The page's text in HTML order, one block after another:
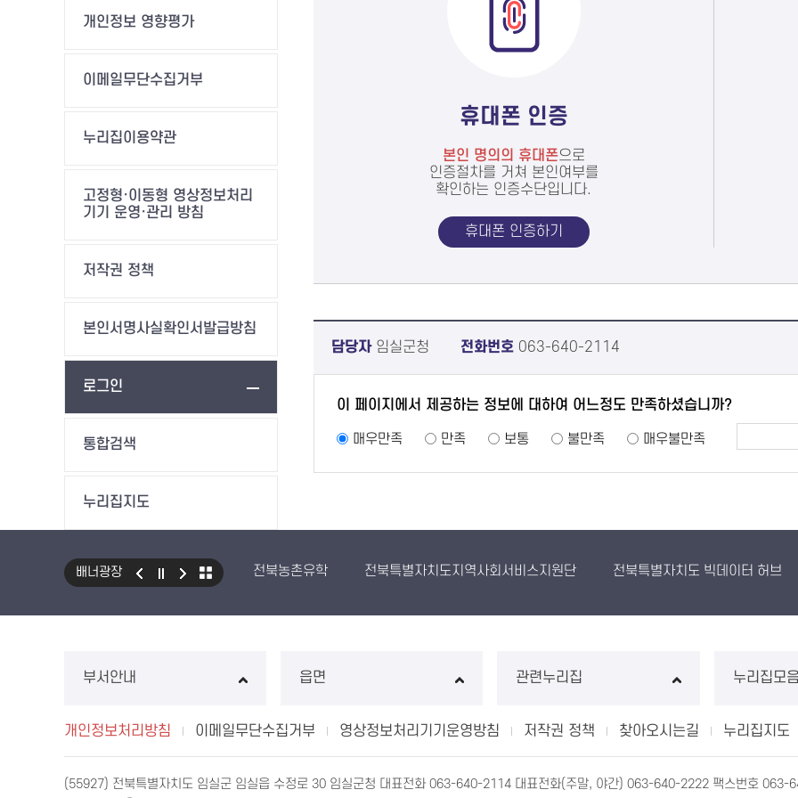
개인정보 영향평가
이메일무단수집거부
누리집이용약관
고정형·이동형 영상정보처리
기기 운영·관리 방침
저작권 정책
본인서명사실확인서발급방침
로그인
통합검색
누리집지도
휴대폰 인증
본인 명의의 휴대폰으로
인증절차를 거쳐 본인여부를
확인하는 인증수단입니다.
휴대폰 인증하기
담당자임실군청 전화번호 063-640-2114
이 페이지에서 제공하는 정보에 대하여 어느정도 만족하셨습니까?
매우만족 만족 보통 불만족 매우불만족
배너광장 전북농촌유학 전북특별자치도지역사회서비스지원단 전북특별자치도 빅데이터 허브
부서안내 읍면 관련누리집 누리집모
개인정보처리방침 이메일무단수집거부 영상정보처리기기운영방침 저작권 정책 찾아오시는길 누리집지도
(55927) 전북특별자치도 임실군 임실읍 수정로 30 임실군청 대표전화 063-640-2114 대표전화(주말, 야간) 063-640-2222 팩스번호 063-